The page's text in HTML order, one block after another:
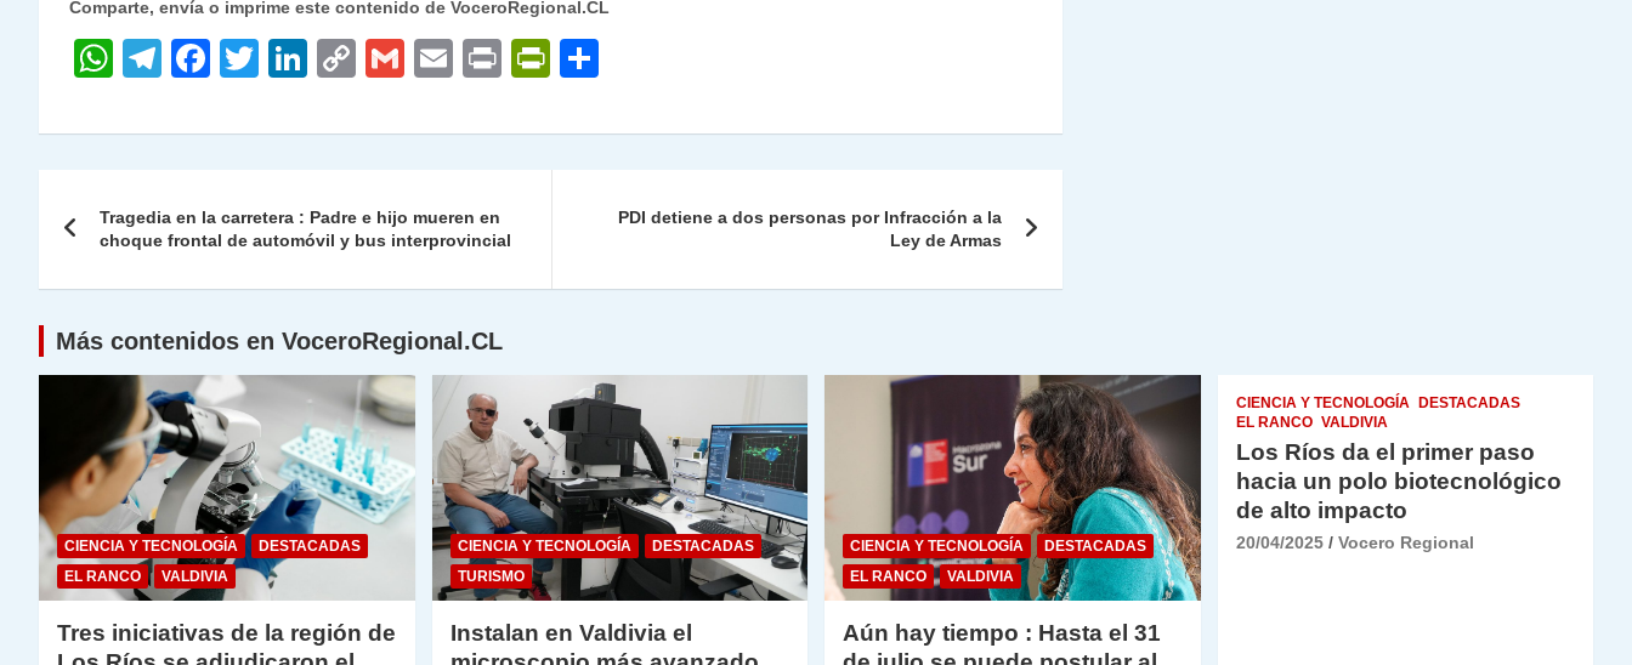
Comparte, envía o imprime este contenido de VoceroRegional.CL
W
at
A
p
p
T
e
a
m
F
c
b
o
o
k
T
itt
Li
k
dI
n
C
p
Li
n
k
G
ai
E
ai
P
nt
P
nt
dl
m
ar
de
entradas
Tragedia en la carretera : Padre e hijo mueren en
choque frontal de automóvil y bus interprovincial
PDI detiene a dos personas por Infracción a la
Ley de Armas
Más contenidos en VoceroRegional.CL
CIENCIA Y TECNOLOGÍA
DESTACADAS
EL RANCO
VALDIVIA
Tres iniciativas de la región de
CIENCIA Y TECNOLOGÍA
DESTACADAS
TURISMO
Instalan en Valdivia el
CIENCIA Y TECNOLOGÍA
DESTACADAS
EL RANCO
VALDIVIA
Aún hay tiempo : Hasta el 31
CIENCIA Y TECNOLOGÍA
DESTACADAS
EL RANCO VALDIVIA
Los Ríos da el primer paso
hacia un polo biotecnológico
de alto impacto
20/04/2025 Vocero Regional